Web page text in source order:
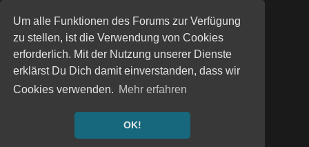
Um alle Funktionen des Forums zur Verfügung
zu stellen, ist die Verwendung von Cookies
erforderlich. Mit der Nutzung unserer Dienste
erklärst Du Dich damit einverstanden, dass wir
Cookies verwenden. Mehr erfahren
OK!